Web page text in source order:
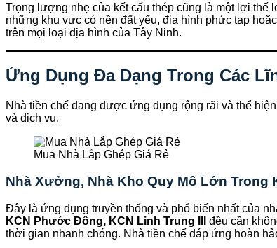
Trọng lượng nhẹ của kết cấu thép cũng là một lợi thế
những khu vực có nền đất yếu, địa hình phức tạp
trên mọi loại địa hình của Tây Ninh.
Ứng Dụng Đa Dạng Trong Các
Nhà tiền chế đang được ứng dụng rộng rãi và thể
và dịch vụ.
Mua Nhà Lắp Ghép Giá Rẻ
Nhà Xưởng, Nhà Kho Quy Mô Lớn Trong
Đây là ứng dụng truyền thống và phổ biến nhất của
KCN Phước Đông, KCN Linh Trung III
đều cần
thời gian nhanh chóng. Nhà tiền chế đáp ứng hoàn